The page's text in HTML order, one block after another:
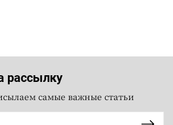
рассылку
самые важные статьи